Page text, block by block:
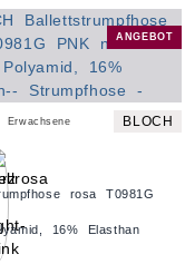
ANGEBOT
BLOCH
rosa T0981G
16% Elasthan